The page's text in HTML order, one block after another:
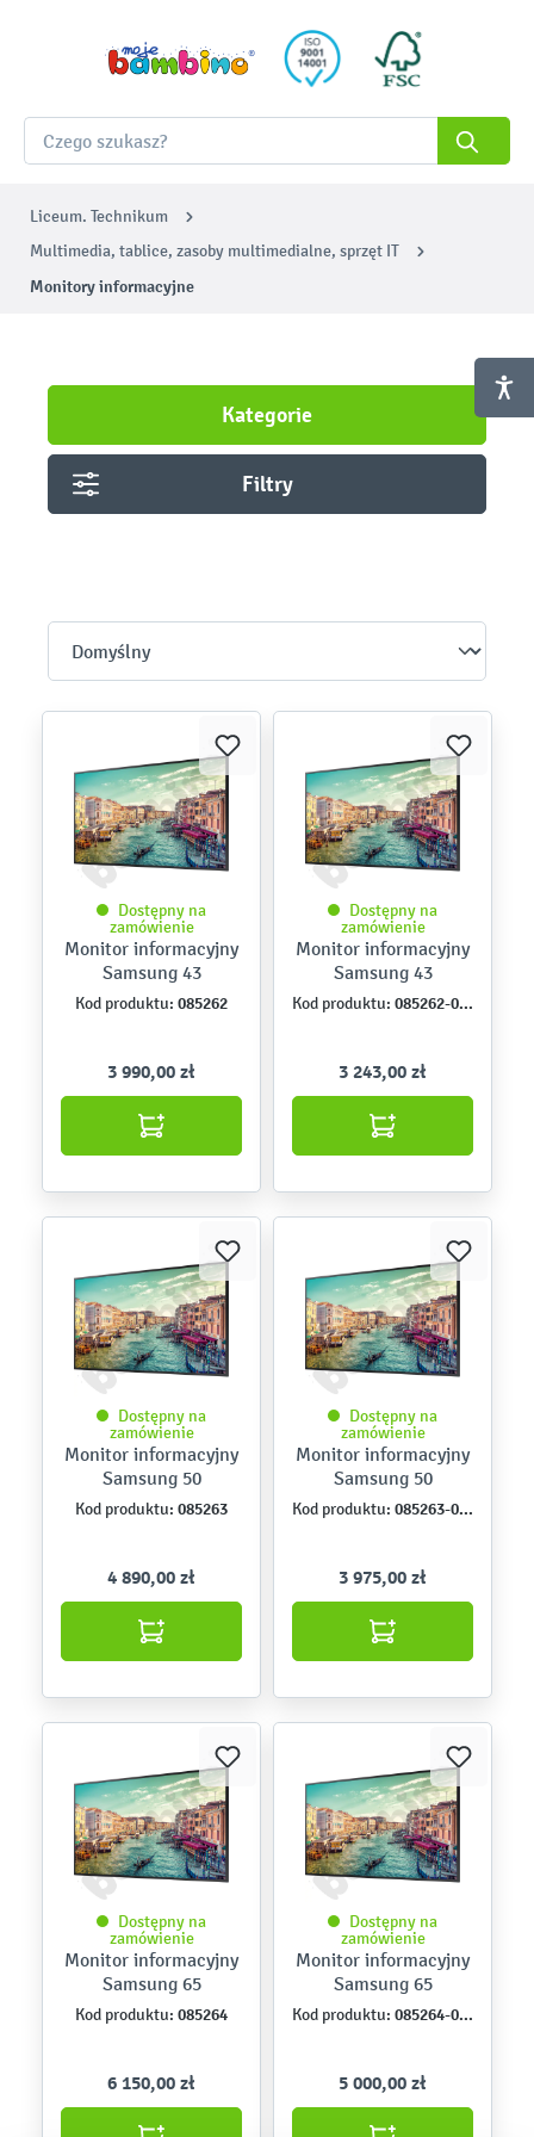
Liceum. Technikum
Multimedia, tablice, zasoby multimedialne, sprzęt IT
Monitory informacyjne
Kategorie
Filtry
Dostępny na
zamówienie
Monitor informacyjny
Samsung 43
Kod produktu: 085262
3 990,00 zł
Dostępny na
zamówienie
Monitor informacyjny
Samsung 43
Kod produktu: 085262-0VAT
3 243,00 zł
Dostępny na
zamówienie
Monitor informacyjny
Samsung 50
Kod produktu: 085263
4 890,00 zł
Dostępny na
zamówienie
Monitor informacyjny
Samsung 50
Kod produktu: 085263-0VAT
3 975,00 zł
Dostępny na
zamówienie
Monitor informacyjny
Samsung 65
Kod produktu: 085264
6 150,00 zł
Dostępny na
zamówienie
Monitor informacyjny
Samsung 65
Kod produktu: 085264-0VAT
5 000,00 zł